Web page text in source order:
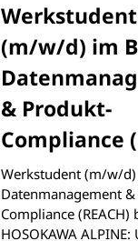
Werkstudent
(m/w/d) im
& Produkt-
Compliance
Werkstudent (m/w/d)
Datenmanagement
Compliance (REACH)
HOSOKAWA